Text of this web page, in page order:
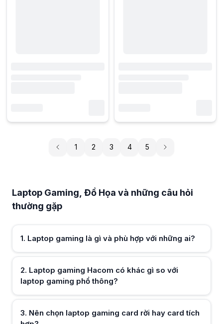
1 2 3 4 5
Laptop gaming là dòng máy có cấu hình mạnh CPU GPU hiệu
Laptop gaming Hacom có khác gì so với laptop gaming phổ thông?
Laptop gaming Hacom được chọn lọc cấu hình tối ưu theo từng
Để chơi game mượt và làm đồ họa ổn định bạn nên chọn laptop
Laptop gaming có dùng tốt cho công việc đồ họa không?
Rất tốt vì laptop gaming thường có CPU đa nhân GPU mạnh và
Laptop gaming có bị nóng và ồn khi chơi game không?
Nên chọn laptop gaming màn hình bao nhiêu Hz là hợp lý?
Với game thủ nên chọn màn hình từ 144Hz trở lên để hình ảnh
So với laptop văn phòng pin laptop gaming thường không trâu
Có nên mua laptop gaming để dùng lâu dài không?
Nếu bạn cần một chiếc máy đa dụng vừa chơi game vừa làm việc
Laptop Gaming, Đồ Họa và những câu hỏi
thường gặp
1. Laptop gaming là gì và phù hợp với những ai?
Hữu ích (4)
2. Laptop gaming Hacom có khác gì so với
laptop gaming phổ thông?
3. Nên chọn laptop gaming card rời hay card tích